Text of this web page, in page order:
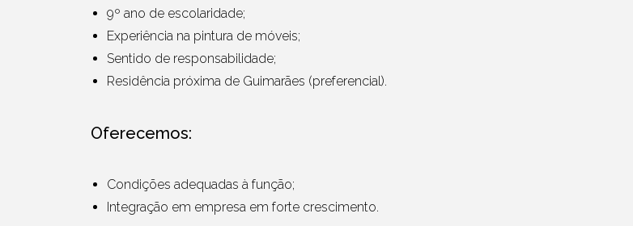
9º ano de escolaridade;
Experiência na pintura de móveis;
Sentido de responsabilidade;
Residência próxima de Guimarães (preferencial).
Oferecemos:
Condições adequadas à função;
Integração em empresa em forte crescimento.